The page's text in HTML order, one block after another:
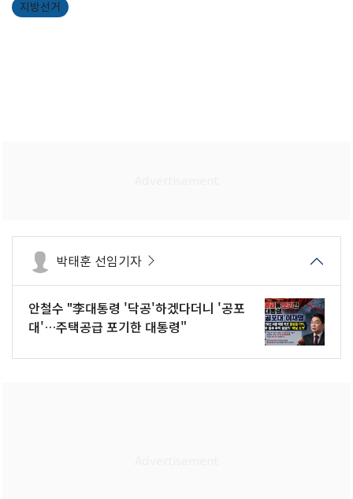
지방선거
박태훈 선임기자
안철수 "李대통령 '닥공'하겠다더니 '공포
대'…주택공급 포기한 대통령"